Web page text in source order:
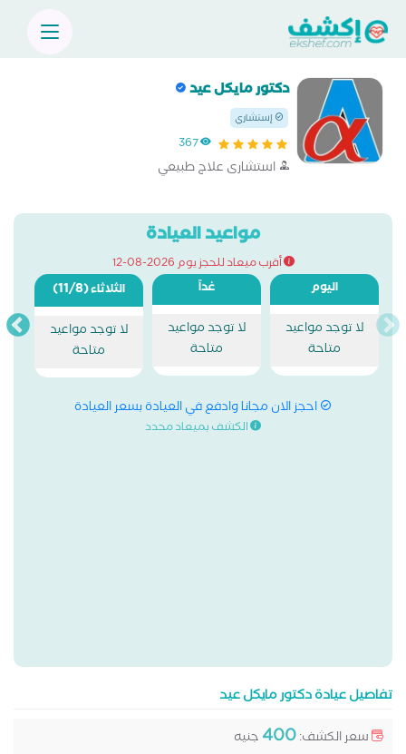
دكتور مايكل عيد
إستشاري
367
استشارى علاج طبيعي
مواعيد العيادة
أقرب ميعاد للحجز يوم 2026-08-12
اليوم
لا توجد مواعيد
متاحة
غداً
لا توجد مواعيد
متاحة
الثلاثاء(11/8)
لا توجد مواعيد
متاحة
احجز الان مجانا وادفع في العيادة بسعر العيادة
الكشف بميعاد محدد
تفاصيل عيادة دكتور مايكل عيد
سعر الكشف:400 جنيه